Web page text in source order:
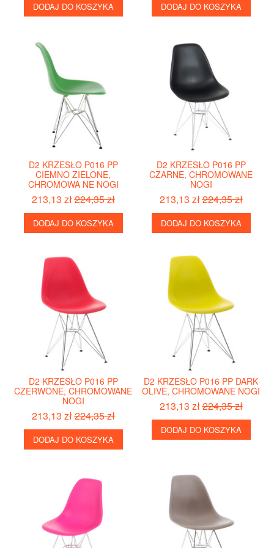
DODAJ DO KOSZYKA DODAJ DO KOSZYKA
D2 KRZESŁO P016 PP
CIEMNO ZIELONE,
CHROMOWA NE NOGI
213,13 zł224,35 zł
DODAJ DO KOSZYKA
D2 KRZESŁO P016 PP
CZARNE, CHROMOWANE
NOGI
213,13 zł224,35 zł
DODAJ DO KOSZYKA
D2 KRZESŁO P016 PP
CZERWONE, CHROMOWANE
NOGI
213,13 zł224,35 zł
DODAJ DO KOSZYKA
D2 KRZESŁO P016 PP DARK
OLIVE, CHROMOWANE NOGI
213,13 zł224,35 zł
DODAJ DO KOSZYKA